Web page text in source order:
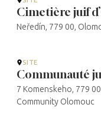
Cimetière juif
Neředín, 779 00,
SITE
Communauté
7 Komenskeho, 779
Community Olomouc